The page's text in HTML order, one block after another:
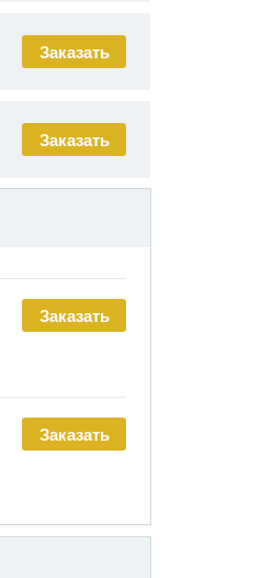
Заказать
Заказать
Заказать
Заказать